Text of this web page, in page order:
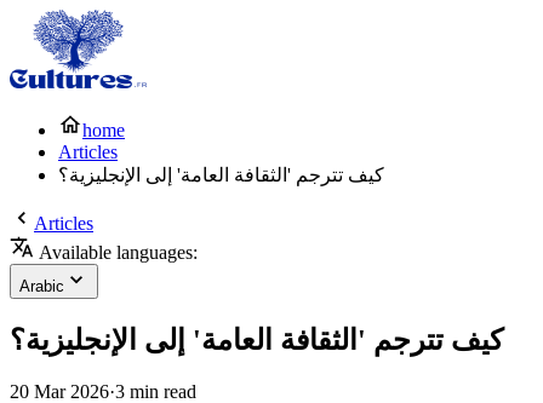
home
Articles
كيف تترجم 'الثقافة العامة' إلى الإنجليزية؟
Articles
Available languages:
Arabic
كيف تترجم 'الثقافة العامة' إلى الإنجليزية؟
20 Mar 2026·3 min read